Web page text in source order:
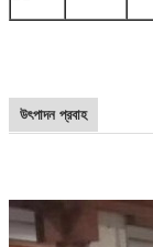
উৎপাদন প্রবাহ